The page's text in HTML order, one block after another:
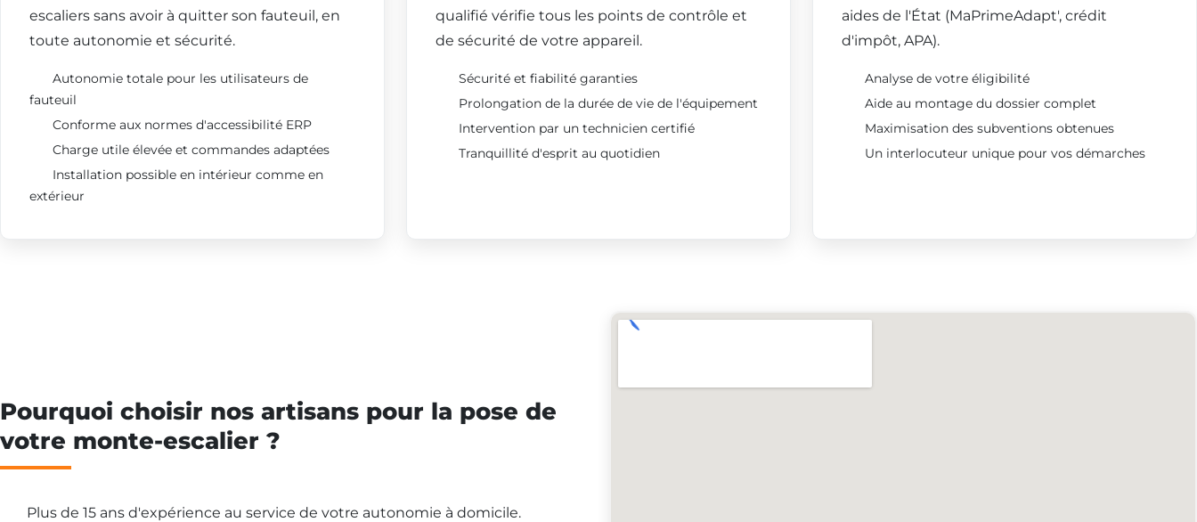
escaliers sans avoir à quitter son fauteuil, en
toute autonomie et sécurité.
Autonomie totale pour les utilisateurs de
fauteuil
Conforme aux normes d'accessibilité ERP
Charge utile élevée et commandes adaptées
Installation possible en intérieur comme en
extérieur
qualifié vérifie tous les points de contrôle et
de sécurité de votre appareil.
Sécurité et fiabilité garanties
Prolongation de la durée de vie de l'équipement
Intervention par un technicien certifié
Tranquillité d'esprit au quotidien
aides de l'État (MaPrimeAdapt', crédit
d'impôt, APA).
Analyse de votre éligibilité
Aide au montage du dossier complet
Maximisation des subventions obtenues
Un interlocuteur unique pour vos démarches
Pourquoi choisir nos artisans pour la pose de
votre monte-escalier ?
Plus de 15 ans d'expérience au service de votre autonomie à domicile.